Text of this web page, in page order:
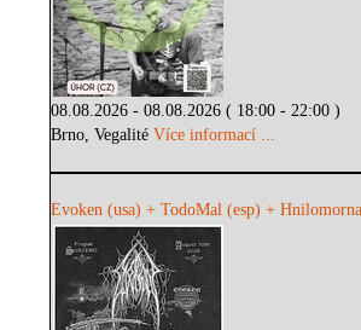
08.08.2026 - 08.08.2026 ( 18:00 - 22:00 )
Brno, VegalitéVíce informací ...
Evoken (usa) + TodoMal (esp) +